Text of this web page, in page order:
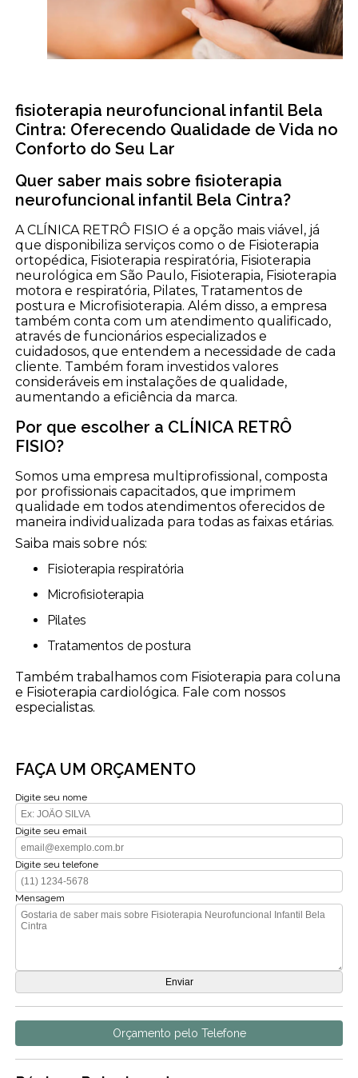
fisioterapia neurofuncional infantil Bela
Cintra: Oferecendo Qualidade de Vida no
Conforto do Seu Lar
Quer saber mais sobre fisioterapia
neurofuncional infantil Bela Cintra?
A CLÍNICA RETRÔ FISIO é a opção mais viável, já
que disponibiliza serviços como o de Fisioterapia
ortopédica, Fisioterapia respiratória, Fisioterapia
neurológica em São Paulo, Fisioterapia, Fisioterapia
motora e respiratória, Pilates, Tratamentos de
postura e Microfisioterapia. Além disso, a empresa
também conta com um atendimento qualificado,
através de funcionários especializados e
cuidadosos, que entendem a necessidade de cada
cliente. Também foram investidos valores
consideráveis em instalações de qualidade,
aumentando a eficiência da marca.
Por que escolher a CLÍNICA RETRÔ
FISIO?
Somos uma empresa multiprofissional, composta
por profissionais capacitados, que imprimem
qualidade em todos atendimentos oferecidos de
maneira individualizada para todas as faixas etárias.
Saiba mais sobre nós:
Fisioterapia respiratória
Microfisioterapia
Pilates
Tratamentos de postura
Também trabalhamos com Fisioterapia para coluna
e Fisioterapia cardiológica. Fale com nossos
especialistas.
FAÇA UM ORÇAMENTO
Digite seu nome
Digite seu email
Digite seu telefone
Mensagem
Orçamento pelo Telefone